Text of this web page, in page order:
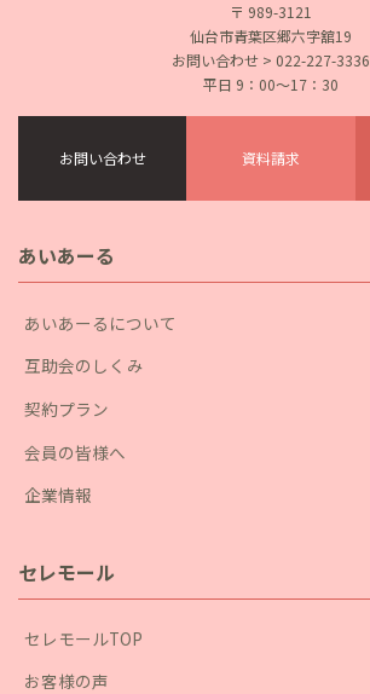
〒 989-3121
仙台市青葉区郷六字舘19
お問い合わせ > 022-227-3336
平日 9：00〜17：30
お問い合わせ 資料請求
あいあーる
あいあーるについて
互助会のしくみ
契約プラン
会員の皆様へ
企業情報
セレモール
セレモールTOP
お客様の声